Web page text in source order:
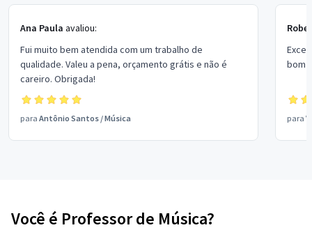
Ana Paula avaliou:
Fui muito bem atendida com um trabalho de
qualidade. Valeu a pena, orçamento grátis e não é
careiro. Obrigada!
para Antônio Santos /Música
bom
para
Você é Professor de Música?